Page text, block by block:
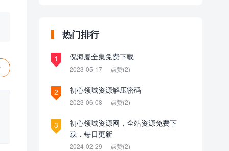
热门排行
1 倪海厦全集免费下载
2023-05-17 点赞(2)
2 初心领域资源解压密码
2023-06-08 点赞(2)
3
初心领域资源网，全站资源免费下
载，每日更新
2024-02-29 点赞(2)